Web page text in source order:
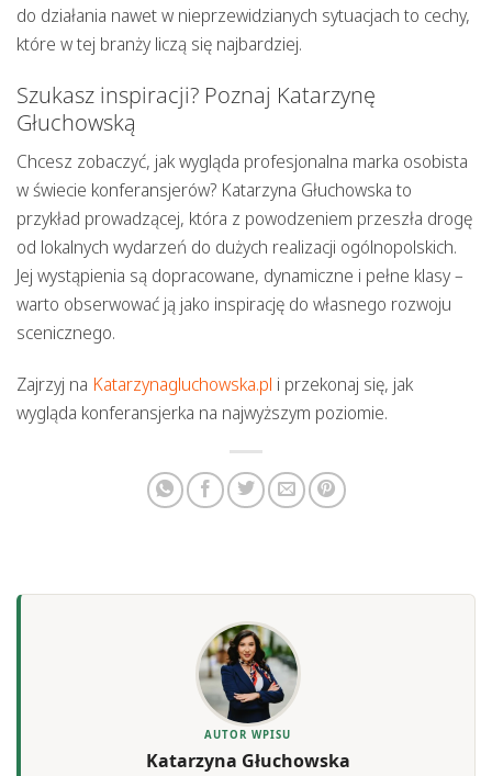
do działania nawet w nieprzewidzianych sytuacjach to cechy,
które w tej branży liczą się najbardziej.
Szukasz inspiracji? Poznaj Katarzynę
Głuchowską
Chcesz zobaczyć, jak wygląda profesjonalna marka osobista
w świecie konferansjerów? Katarzyna Głuchowska to
przykład prowadzącej, która z powodzeniem przeszła drogę
od lokalnych wydarzeń do dużych realizacji ogólnopolskich.
Jej wystąpienia są dopracowane, dynamiczne i pełne klasy –
warto obserwować ją jako inspirację do własnego rozwoju
scenicznego.
Zajrzyj na Katarzynagluchowska.pl i przekonaj się, jak
wygląda konferansjerka na najwyższym poziomie.
AUTOR WPISU
Katarzyna Głuchowska